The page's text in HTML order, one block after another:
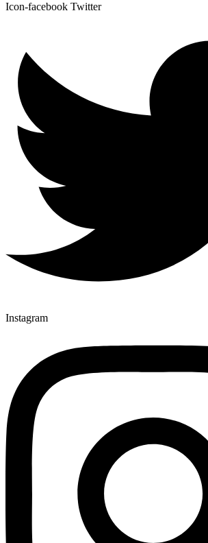
Icon-facebook Twitter
Instagram